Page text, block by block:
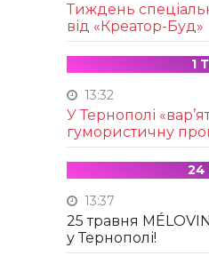
Тиждень
від «Креатор-Буд»
1
13:32
У Тернополі
гумористичну
24
13:37
25 травня
у Тернополі!